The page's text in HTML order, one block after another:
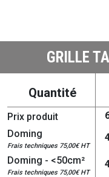
GRILLE
Quantité
Prix produit
Doming
Frais techniques 75,00€ HT
Doming - <50cm²
Frais techniques 75,00€ HT